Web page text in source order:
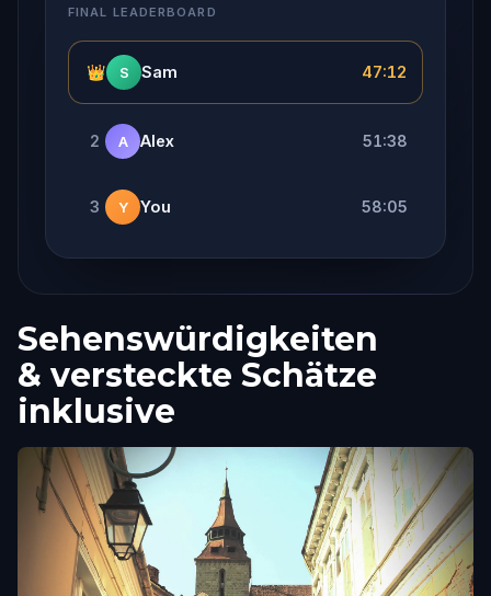
FINAL LEADERBOARD
👑 S Sam 47:12
2 A Alex 51:38
3 Y You 58:05
Sehenswürdigkeiten
& versteckte Schätze
inklusive